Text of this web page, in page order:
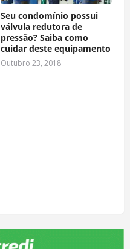
Seu condomínio possui
válvula redutora de
pressão? Saiba como
cuidar deste equipamento
Outubro 23, 2018